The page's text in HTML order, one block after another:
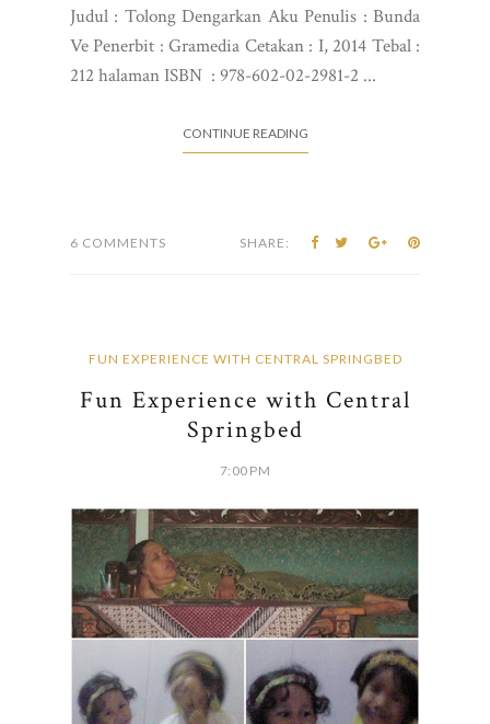
Judul : Tolong Dengarkan Aku Penulis : Bunda
Ve Penerbit : Gramedia Cetakan : I, 2014 Tebal :
212 halaman ISBN : 978-602-02-2981-2 ...
CONTINUE READING
6 COMMENTS SHARE:
FUN EXPERIENCE WITH CENTRAL SPRINGBED
Fun Experience with Central
Springbed
7:00 PM